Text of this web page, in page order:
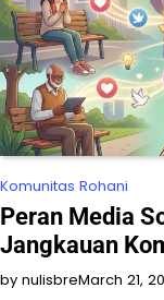
Komunitas Rohani
Peran Media
Jangkauan
by nulisbreMarch 21,